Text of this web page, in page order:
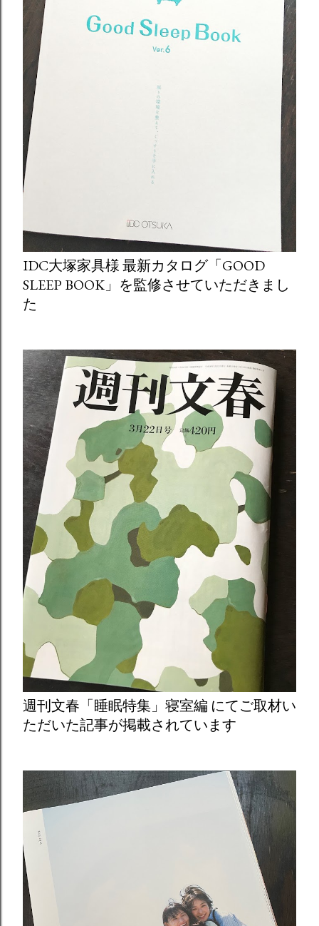
IDC大塚家具様 最新カタログ「GOOD
SLEEP BOOK」を監修させていただきまし
た
週刊文春「睡眠特集」寝室編 にてご取材い
ただいた記事が掲載されています